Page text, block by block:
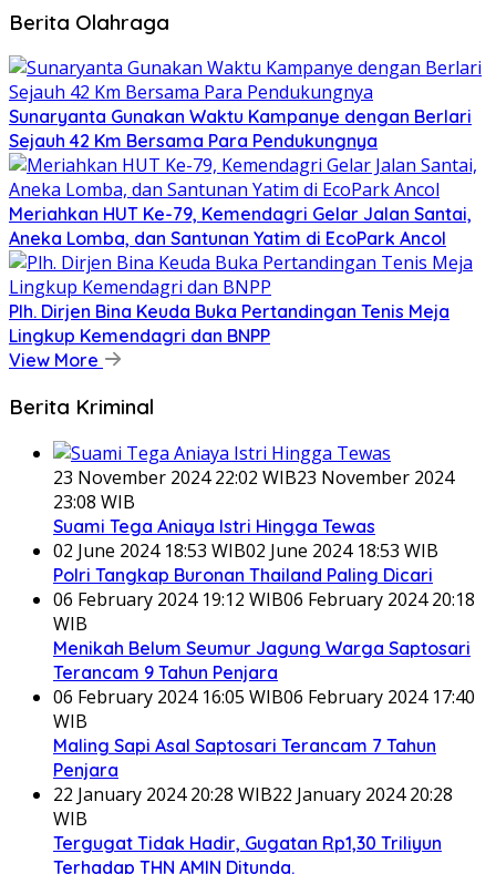
Berita Olahraga
Sunaryanta Gunakan Waktu Kampanye dengan Berlari
Sejauh 42 Km Bersama Para Pendukungnya
Meriahkan HUT Ke-79, Kemendagri Gelar Jalan Santai,
Aneka Lomba, dan Santunan Yatim di EcoPark Ancol
Plh. Dirjen Bina Keuda Buka Pertandingan Tenis Meja
Lingkup Kemendagri dan BNPP
View More
Berita Kriminal
23 November 2024 22:02 WIB23 November 2024
23:08 WIB
Suami Tega Aniaya Istri Hingga Tewas
02 June 2024 18:53 WIB02 June 2024 18:53 WIB
Polri Tangkap Buronan Thailand Paling Dicari
06 February 2024 19:12 WIB06 February 2024 20:18
WIB
Menikah Belum Seumur Jagung Warga Saptosari
Terancam 9 Tahun Penjara
06 February 2024 16:05 WIB06 February 2024 17:40
WIB
Maling Sapi Asal Saptosari Terancam 7 Tahun
Penjara
22 January 2024 20:28 WIB22 January 2024 20:28
WIB
Tergugat Tidak Hadir, Gugatan Rp1,30 Triliyun
Terhadap THN AMIN Ditunda.